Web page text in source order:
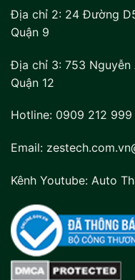
Địa chỉ 2: 24 Đường
Quận 9
Địa chỉ 3: 753 Nguyễn
Quận 12
Hotline: 0909 212 999
Email:
Kênh Youtube: Auto